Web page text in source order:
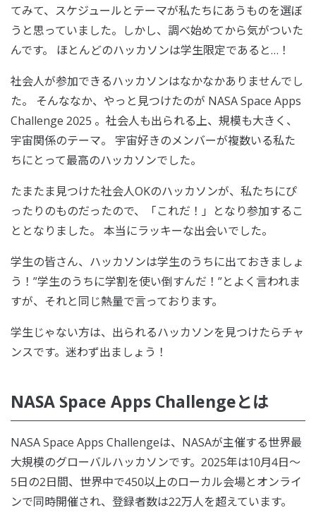
てみて、スケジュールとテーマが私たちにあうものを選ぼ
うと思っていました。しかし、調べ始めてから気がついた
んです。 ほとんどのハッカソンは学生限定であると…！
社会人が参加できるハッカソンはなかなかありませんでし
た。 そんななか、やっと見つけたのが NASA Space Apps
Challenge 2025 。社会人も出られる上、規模も大きく、
宇宙関係のテーマ。 宇宙好きのメンバーが複数いる私た
ちにとって最高のハッカソンでした。
たまたま見つけた社会人OKのハッカソンが、私たちにぴ
ったりのものだったので、「これだ！」となり参加するこ
ととなりました。 本当にラッキーな出会いでした。
学生の皆さん、ハッカソンは学生のうちに出ておきましょ
う！”学生のうちに学割を使い倒すんだ！”とよく言われま
すが、それと同じ熱量で言っております。
学生じゃない方は、出られるハッカソンを見つけたらチャ
ンスです。迷わず出ましょう！
NASA Space Apps Challengeとは
NASA Space Apps Challengeは、NASAが主催する世界最
大規模のグローバルハッカソンです。2025年は10月4日～
5日の2日間、世界中で450以上のローカル会場とオンライ
ンで同時開催され、登録者数は22万人を超えています。